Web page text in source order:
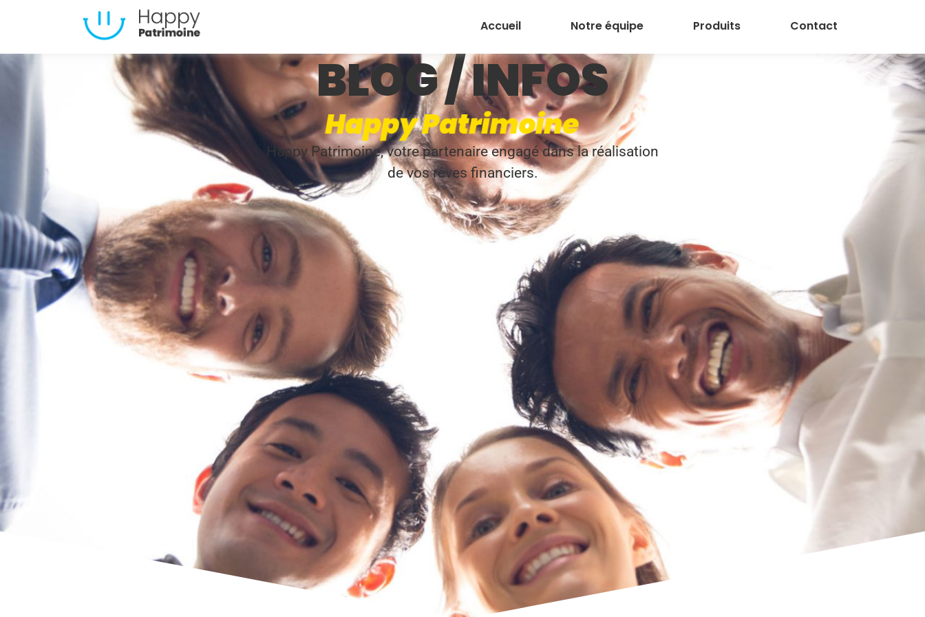
Accueil Notre équipe Produits Contact
BLOG / INFOS
HappyPatrimoine
Happy Patrimoine, votre partenaire engagé dans la réalisation
de vos rêves financiers.